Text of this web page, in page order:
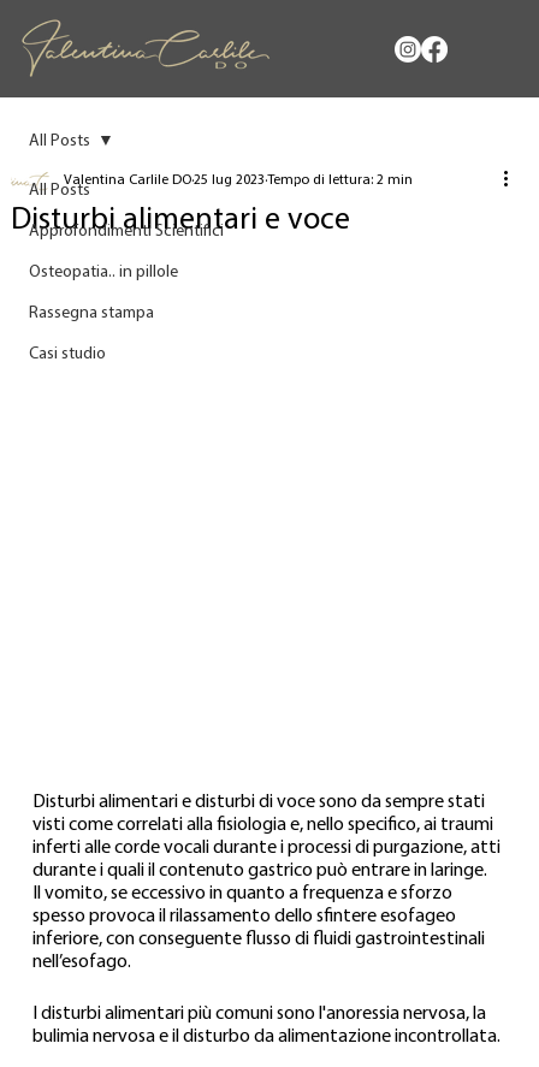
All Posts
Approfondimenti Scientifici
Osteopatia.. in pillole
Rassegna stampa
Casi studio
All Posts
Disturbi alimentari e voce
Valentina Carlile DO25 lug 2023 Tempo di lettura: 2 min
Disturbi alimentari e disturbi di voce sono da sempre stati
visti come correlati alla fisiologia e, nello specifico, ai traumi
inferti alle corde vocali durante i processi di purgazione, atti
durante i quali il contenuto gastrico può entrare in laringe.
Il vomito, se eccessivo in quanto a frequenza e sforzo
spesso provoca il rilassamento dello sfintere esofageo
inferiore, con conseguente flusso di fluidi gastrointestinali
nell’esofago.
I disturbi alimentari più comuni sono l'anoressia nervosa, la
bulimia nervosa e il disturbo da alimentazione incontrollata.